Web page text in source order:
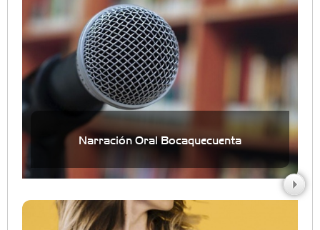
Narración Oral Bocaquecuenta